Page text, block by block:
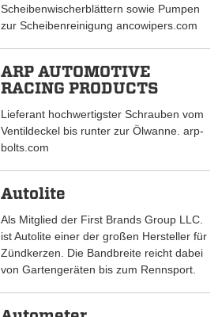
Scheibenwischerblättern sowie Pumpen
zur Scheibenreinigung ancowipers.com
ARP AUTOMOTIVE
RACING PRODUCTS
Lieferant hochwertigster Schrauben vom
Ventildeckel bis runter zur Ölwanne. arp-
bolts.com
Autolite
Als Mitglied der First Brands Group LLC.
ist Autolite einer der großen Hersteller für
Zündkerzen. Die Bandbreite reicht dabei
von Gartengeräten bis zum Rennsport.